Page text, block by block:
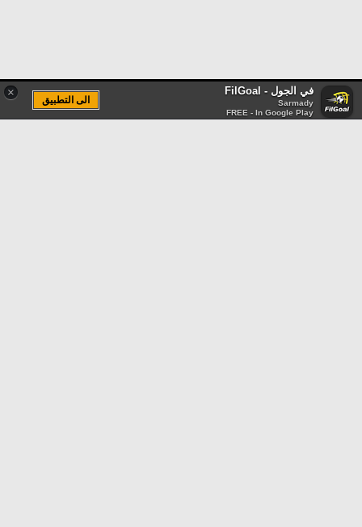
× في الجول - FilGoal
Sarmady
FREE - In Google Play
الى التطبيق